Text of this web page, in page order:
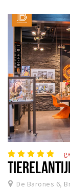
De Barones 6,